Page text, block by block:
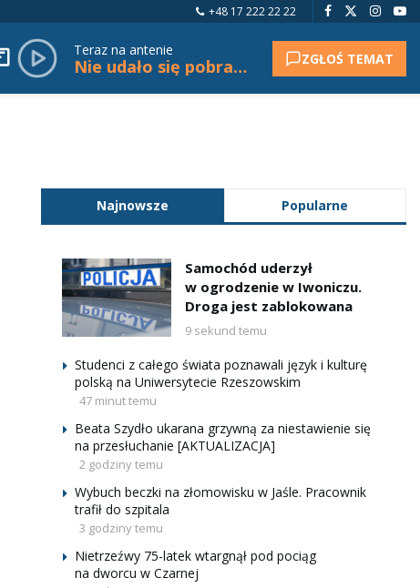
+48 17 222 22 22
Teraz na antenie
Nie udało się pobrać tytułu. ZGŁOŚ TEMAT
Najnowsze Popularne
Samochód uderzył
w ogrodzenie w Iwoniczu.
Droga jest zablokowana
9 sekund temu
Studenci z całego świata poznawali język i kulturę
polską na Uniwersytecie Rzeszowskim
47 minut temu
Beata Szydło ukarana grzywną za niestawienie się
na przesłuchanie [AKTUALIZACJA]
2 godziny temu
Wybuch beczki na złomowisku w Jaśle. Pracownik
trafił do szpitala
3 godziny temu
Nietrzeźwy 75-latek wtargnął pod pociąg
na dworcu w Czarnej